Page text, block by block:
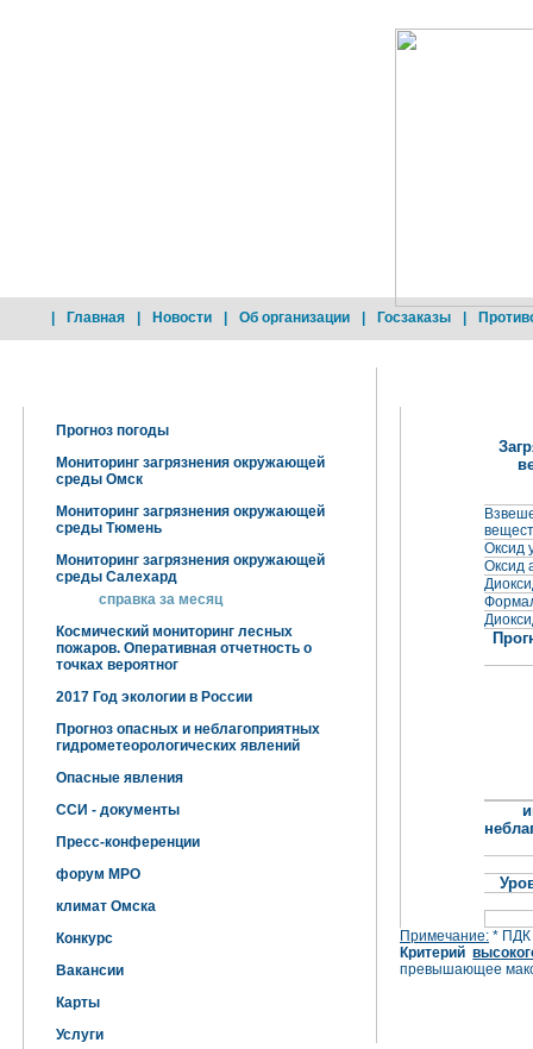
Главная Новости Об организации Госзаказы
Прогноз погоды
Мониторинг загрязнения окружающей
среды Омск
Мониторинг загрязнения окружающей
среды Тюмень
Мониторинг загрязнения окружающей
среды Салехард
справка за месяц
Космический мониторинг лесных
пожаров. Оперативная отчетность о
точках вероятног
2017 Год экологии в России
Прогноз опасных и неблагоприятных
гидрометеорологических явлений
Опасные явления
ССИ - документы
Пресс-конференции
форум МРО
климат Омска
Конкурс
Вакансии
Карты
Услуги
Оксид
Оксид
Примечание: * ПДК
Критерий
превышающее